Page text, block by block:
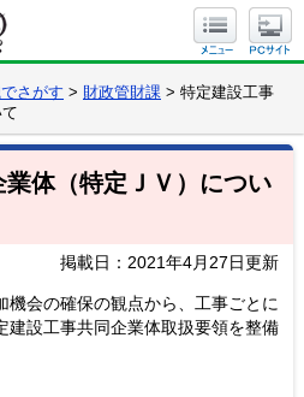
さがす > 財政管財課 > 特定建設工事
体（特定ＪＶ）につい
掲載日：2021年4月27日更新
会の確保の観点から、工事ごとに
建設工事共同企業体取扱要領を整備